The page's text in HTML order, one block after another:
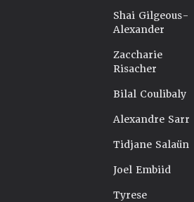
Shai Gilgeous-
Alexander
Zaccharie
Risacher
Bilal Coulibaly
Alexandre Sarr
Tidjane Salaün
Joel Embiid
Tyrese